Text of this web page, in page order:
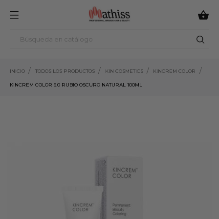

INICIO TODOS LOS PRODUCTOS KIN COSMETICS KINCREM COLOR
KINCREM COLOR 6.0 RUBIO OSCURO NATURAL 100ML